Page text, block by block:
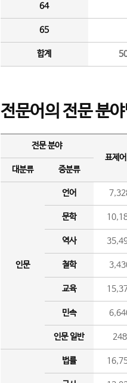
64
65
합계
전문어의 전문 분
전문 분야
표제
대분류
중분류
인문
언어
문학
역사
철학
교육
민속
인문 일반 248
법률